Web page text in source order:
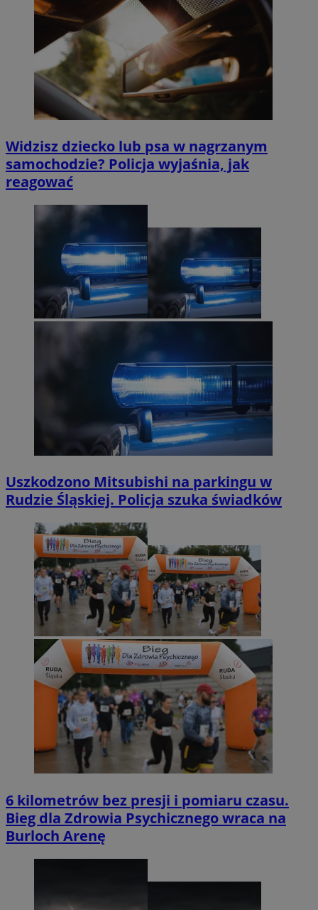
Widzisz dziecko lub psa w nagrzanym
samochodzie? Policja wyjaśnia, jak
reagować
Uszkodzono Mitsubishi na parkingu w
Rudzie Śląskiej. Policja szuka świadków
6 kilometrów bez presji i pomiaru czasu.
Bieg dla Zdrowia Psychicznego wraca na
Burloch Arenę